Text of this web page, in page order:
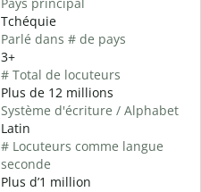
Tchéquie
Parlé dans # de pays
3+
# Total de locuteurs
Plus de 12 millions
Système d'écriture / Alphabet
Latin
# Locuteurs comme langue
seconde
Plus d’1 million